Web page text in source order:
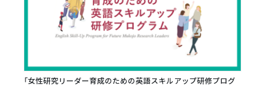
「女性研究リーダー育成のための英語スキルアップ研修プログ